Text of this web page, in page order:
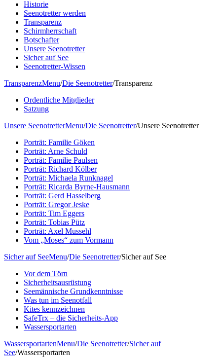
Historie
Seenotretter werden
Transparenz
Schirmherrschaft
Botschafter
Unsere Seenotretter
Sicher auf See
Seenotretter-Wissen
TransparenzMenu/Die Seenotretter/Transparenz
Ordentliche Mitglieder
Satzung
Unsere SeenotretterMenu/Die Seenotretter/Unsere Seenotretter
Porträt: Familie Göken
Porträt: Arne Schuld
Porträt: Familie Paulsen
Porträt: Richard Kölber
Porträt: Michaela Runknagel
Porträt: Ricarda Byrne-Hausmann
Porträt: Gerd Hasselberg
Porträt: Gregor Jeske
Porträt: Tim Eggers
Porträt: Tobias Pütz
Porträt: Axel Mussehl
Vom „Moses“ zum Vormann
Sicher auf SeeMenu/Die Seenotretter/Sicher auf See
Vor dem Törn
Sicherheitsausrüstung
Seemännische Grundkenntnisse
Was tun im Seenotfall
Kites kennzeichnen
SafeTrx – die Sicherheits-App
Wassersportarten
WassersportartenMenu/Die Seenotretter/Sicher auf
See/Wassersportarten